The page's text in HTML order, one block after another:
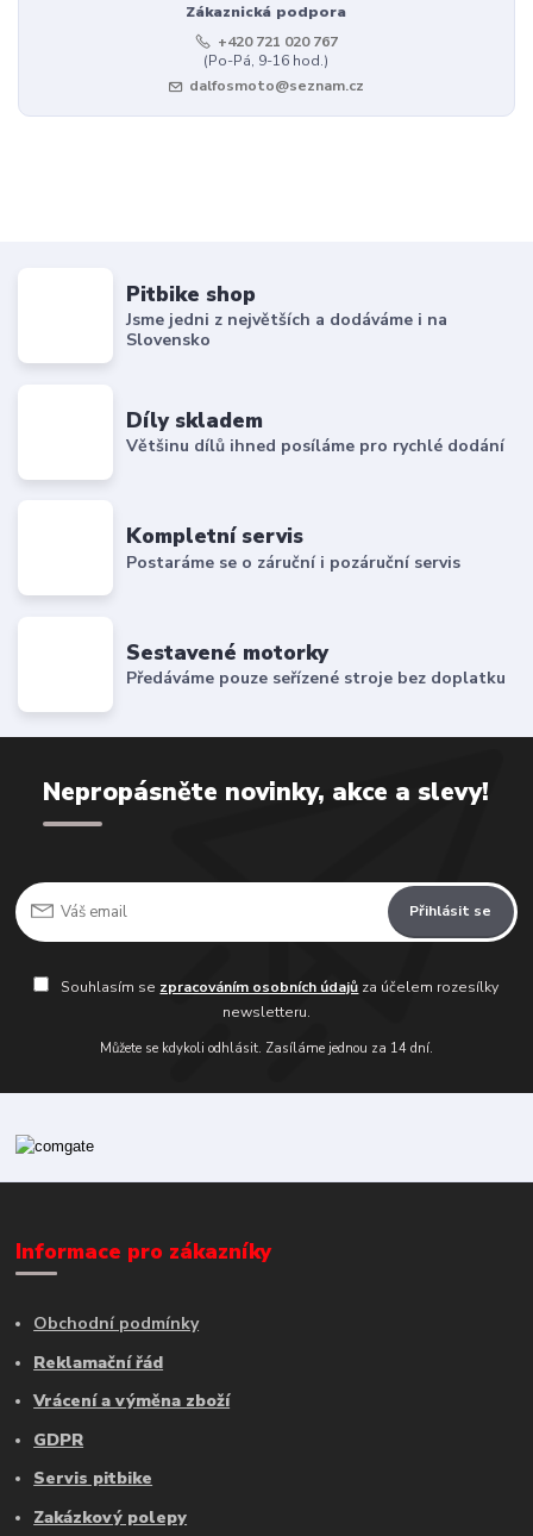
Zákaznická podpora
+420 721 020 767
(Po-Pá, 9-16 hod.)
dalfosmoto@seznam.cz
Pitbike shop
Jsme jedni z největších a dodáváme i na
Slovensko
Díly skladem
Většinu dílů ihned posíláme pro rychlé dodání
Kompletní servis
Postaráme se o záruční i pozáruční servis
Sestavené motorky
Předáváme pouze seřízené stroje bez doplatku
Nepropásněte novinky, akce a slevy!
Přihlásit se
Souhlasím se zpracováním osobních údajů za účelem rozesílky
newsletteru.
Můžete se kdykoli odhlásit. Zasíláme jednou za 14 dní.
Informace pro zákazníky
Obchodní podmínky
Reklamační řád
Vrácení a výměna zboží
GDPR
Servis pitbike
Zakázkový polepy